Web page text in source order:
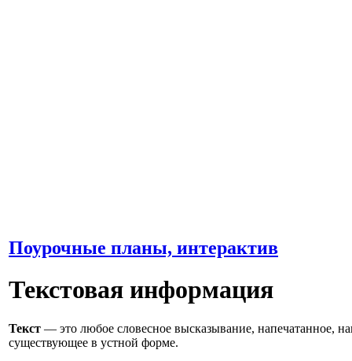
Поурочные планы, интерактив
Текстовая информация
Текст — это любое словесное высказывание, напечатанное,
существующее в устной форме.